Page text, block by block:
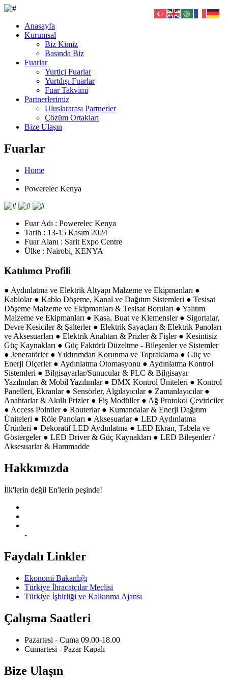
Anasayfa
Kurumsal
Biz Kimiz
Basında Biz
Fuarlar
Yurtiçi Fuarlar
Yurtdışı Fuarlar
Fuar Takvimi
Partnerlerimiz
Uluslararası Partnerler
Çözüm Ortakları
Bize Ulaşın
Fuarlar
Home
Powerelec Kenya
Fuar Adı : Powerelec Kenya
Tarih : 13-15 Kasım 2024
Fuar Alanı : Sarit Expo Centre
Ülke : Nairobi, KENYA
Katılımcı Profili
● Aydınlatma ve Elektrik Altyapı Malzeme ve Ekipmanları ●
Kablolar ● Kablo Döşeme, Kanal ve Dağıtım Sistemleri ● Tesisat
Döşeme Malzeme ve Ekipmanları & Tesisat Boruları ● Yalıtım
Malzeme ve Ekipmanları ● Kasa, Buat ve Klemensler ● Sigortalar,
Devre Kesiciler & Şalterler ● Elektrik Sayaçları & Elektrik Panoları
ve Aksesuarları ● Elektrik Anahtarı & Prizler & Fişler ● Kesintisiz
Güç Kaynakları ● Güç Faktörü Düzeltme - Bileşenler ve Sistemler
● Jeneratörler ● Yıldırımdan Korunma ve Topraklama ● Güç ve
Enerji Ölçerler ● Aydınlatma Otomasyonu ● Aydınlatma Kontrol
Sistemleri ● Bilgisayarlar/Sunucular & PLC & Bilgisayar
Yazılımları & Mobil Yazılımlar ● DMX Kontrol Üniteleri ● Kontrol
Panelleri, Ekranlar ● Sensörler, Algılayıcılar ● Zamanlayıcılar ●
Anahtarlar & Akıllı Prizler ● Fiş Modüller ● Ağ Protokol Çeviriciler
● Access Pointler ● Routerlar ● Kumandalar & Enerji Dağıtım
Üniteleri ● Röle Panoları ● Aksesuarlar ● LED Aydınlatma
Ürünleri ● Dekoratif LED Aydınlatma ● LED Ekran, Tabela ve
Göstergeler ● LED Driver & Güç Kaynakları ● LED Bileşenler /
Aksesuarlar & Hammadde
Hakkımızda
İlk'lerin değil En'lerin peşinde!
-
Faydalı Linkler
Ekonomi Bakanlığı
Türkiye İhracatçılar Meclisi
Türkiye İşbirliği ve Kalkınma Ajansı
Çalışma Saatleri
Pazartesi - Cuma 09.00-18.00
Cumartesi - PazarKapalı
Bize Ulaşın